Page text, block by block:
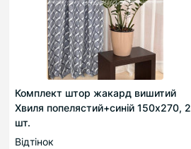
Комплект штор жакард вишитий
Хвиля попелястий+синій 150х270, 2
шт.
Відтінок